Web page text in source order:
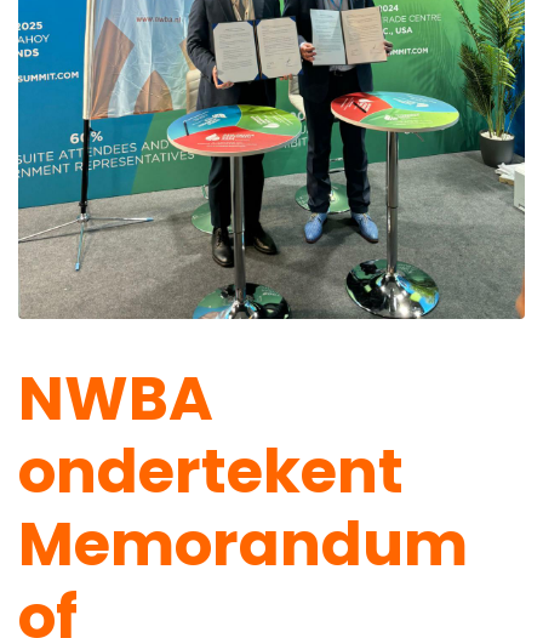
NWBA
ondertekent
Memorandum
of